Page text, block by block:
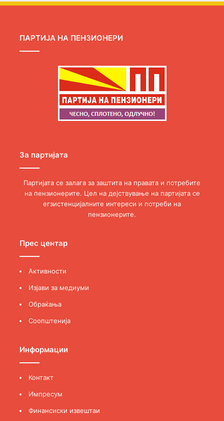
ПАРТИЈА НА ПЕНЗИОНЕРИ
За партијата
Партијата се залага за заштита на правата и потребите
на пензионерите. Цел на дејствување на партијата се
егзистенцијалните интереси и потреби на
пензионерите.
Прес центар
Активности
Изјави за медиуми
Обраќања
Соопштенија
Информации
Контакт
Импресум
Финансиски извештаи